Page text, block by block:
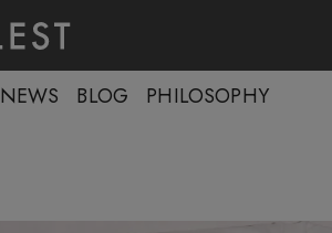
NEWS BLOG PHILOSOPHY